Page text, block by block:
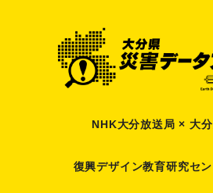
NHK大分放送局 × 大
復興デザイン教育研究セ